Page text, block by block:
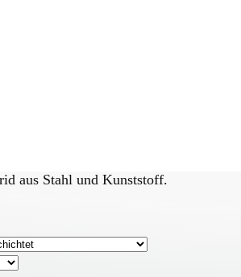
aus Stahl und Kunststoff.